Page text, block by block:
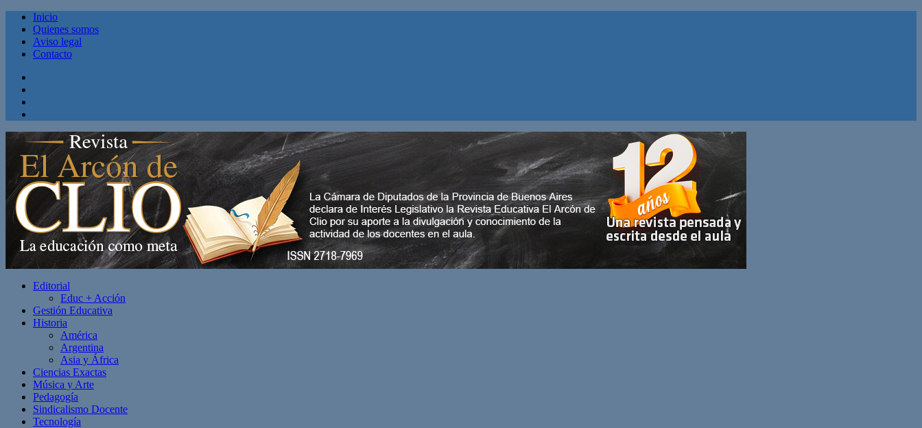
Inicio
Quienes somos
Aviso legal
Contacto
Editorial
Educ + Acción
Gestión Educativa
Historia
América
Argentina
Asia y África
Ciencias Exactas
Música y Arte
Pedagogía
Sindicalismo Docente
Tecnología